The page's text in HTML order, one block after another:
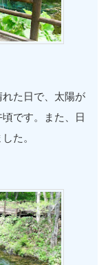
た日で、太陽が
です。また、日
た。